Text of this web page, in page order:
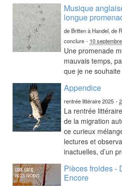
Musique
longue
de Britten à Handel, de
conclure - 10
Une promenade
mauvais temps,
que je ne
Appendice
rentrée littéraire 2025 -
La rentrée
de la migration
ce curieux
lectures et
inactuelles, d’un
Pièces froides -
Encore